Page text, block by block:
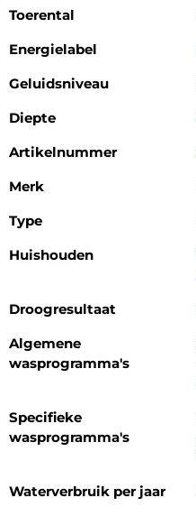
Toerental
Energielabel
Geluidsniveau
Diepte
Artikelnummer
Merk
Type
Huishouden
Droogresultaat
Algemene
wasprogramma's
Specifieke
wasprogramma's
Waterverbruik per jaar